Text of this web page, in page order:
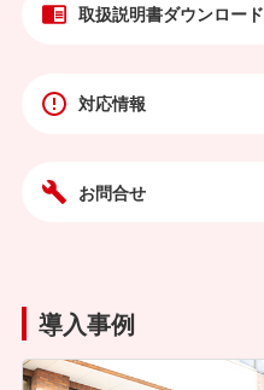
取扱説明書ダウンロード
対応情報
お問合せ
導入事例